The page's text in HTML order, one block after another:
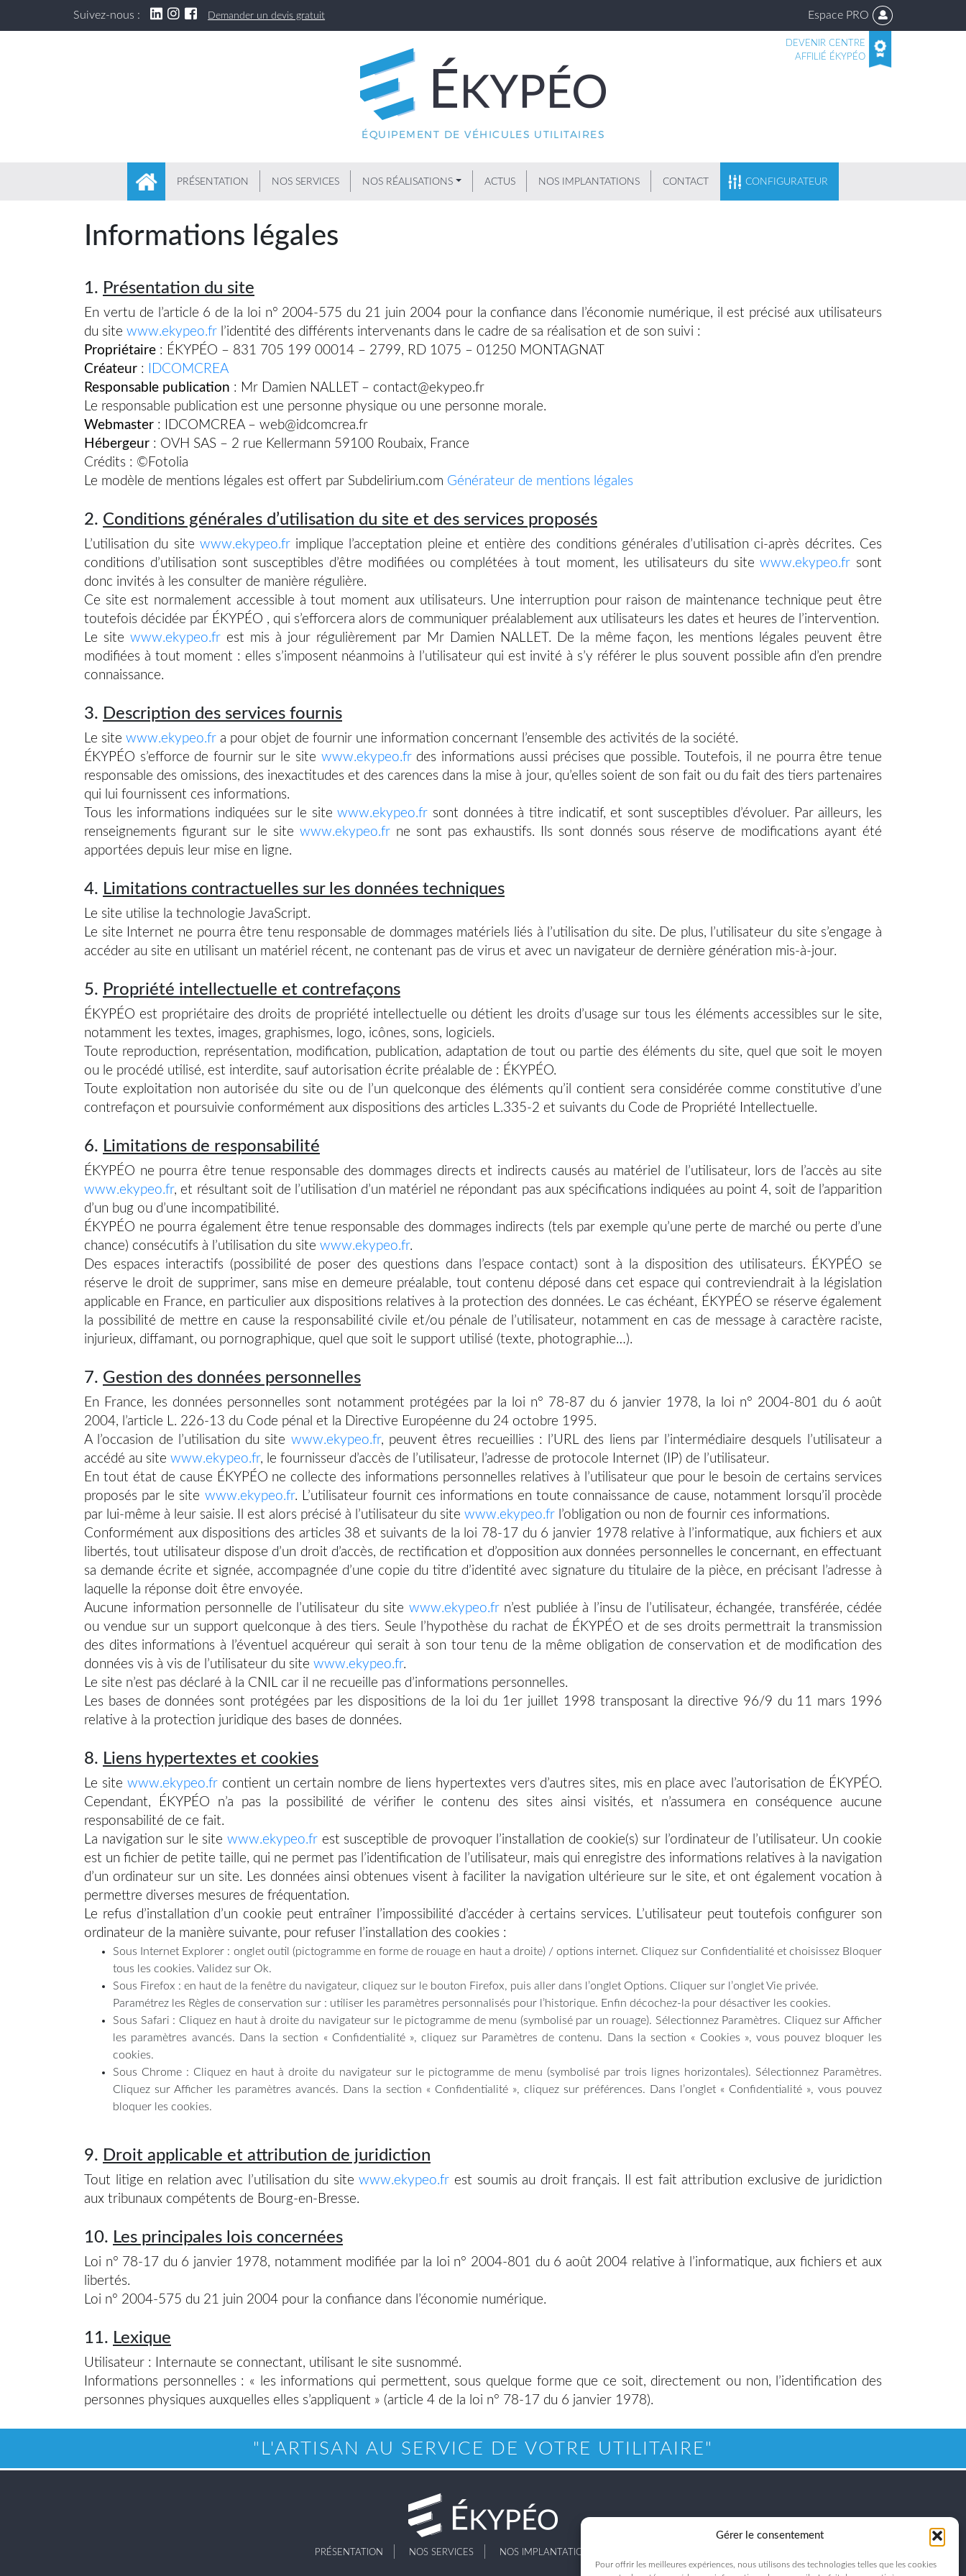
Gérer le consentement
Pour offrir les meilleures expériences, nous utilisons des technologies telles que les cookies
Suivez-nous : Demander un devis gratuit Espace PRO
DEVENIR CENTRE
AFFILIÉ ÉKYPÉO
PRÉSENTATION NOS SERVICES NOS RÉALISATIONS ACTUS NOS IMPLANTATIONS CONTACT CONFIGURATEUR
Informations légales
1. Présentation du site
En vertu de l’article 6 de la loi n° 2004-575 du 21 juin 2004 pour la confiance dans l’économie numérique, il est précisé aux utilisateurs
du site www.ekypeo.fr l’identité des différents intervenants dans le cadre de sa réalisation et de son suivi :
Propriétaire : ÉKYPÉO – 831 705 199 00014 – 2799, RD 1075 – 01250 MONTAGNAT
Créateur :
IDCOMCREA
Responsable publication : Mr Damien NALLET – contact@ekypeo.fr
Le responsable publication est une personne physique ou une personne morale.
Webmaster : IDCOMCREA – web@idcomcrea.fr
Hébergeur : OVH SAS – 2 rue Kellermann 59100 Roubaix, France
Crédits : ©Fotolia
Le modèle de mentions légales est offert par Subdelirium.com Générateur de mentions légales
2. Conditions générales d’utilisation du site et des services proposés
L’utilisation du site www.ekypeo.frimplique l’acceptation pleine et entière des conditions générales d’utilisation ci-après décrites. Ces
conditions d’utilisation sont susceptibles d’être modifiées ou complétées à tout moment, les utilisateurs du sitewww.ekypeo.fr sont
donc invités à les consulter de manière régulière.
Ce site est normalement accessible à tout moment aux utilisateurs. Une interruption pour raison de maintenance technique peut être
toutefois décidée par ÉKYPÉO , qui s’efforcera alors de communiquer préalablement aux utilisateurs les dates et heures de l’intervention.
Le site www.ekypeo.fr est mis à jour régulièrement par Mr Damien NALLET. De la même façon, les mentions légales peuvent être
modifiées à tout moment : elles s’imposent néanmoins à l’utilisateur qui est invité à s’y référer le plus souvent possible afin d’en prendre
connaissance.
3. Description des services fournis
Le site www.ekypeo.fr a pour objet de fournir une information concernant l’ensemble des activités de la société.
ÉKYPÉO s’efforce de fournir sur le site www.ekypeo.frdes informations aussi précises que possible. Toutefois, il ne pourra être tenue
responsable des omissions, des inexactitudes et des carences dans la mise à jour, qu’elles soient de son fait ou du fait des tiers partenaires
qui lui fournissent ces informations.
Tous les informations indiquées sur le sitewww.ekypeo.fr sont données à titre indicatif, et sont susceptibles d’évoluer. Par ailleurs, les
renseignements figurant sur le site www.ekypeo.frne sont pas exhaustifs. Ils sont donnés sous réserve de modifications ayant été
apportées depuis leur mise en ligne.
4. Limitations contractuelles sur les données techniques
Le site utilise la technologie JavaScript.
Le site Internet ne pourra être tenu responsable de dommages matériels liés à l’utilisation du site. De plus, l’utilisateur du site s’engage à
accéder au site en utilisant un matériel récent, ne contenant pas de virus et avec un navigateur de dernière génération mis-à-jour.
5. Propriété intellectuelle et contrefaçons
ÉKYPÉO est propriétaire des droits de propriété intellectuelle ou détient les droits d’usage sur tous les éléments accessibles sur le site,
notamment les textes, images, graphismes, logo, icônes, sons, logiciels.
Toute reproduction, représentation, modification, publication, adaptation de tout ou partie des éléments du site, quel que soit le moyen
ou le procédé utilisé, est interdite, sauf autorisation écrite préalable de : ÉKYPÉO.
Toute exploitation non autorisée du site ou de l’un quelconque des éléments qu’il contient sera considérée comme constitutive d’une
contrefaçon et poursuivie conformément aux dispositions des articles L.335-2 et suivants du Code de Propriété Intellectuelle.
6. Limitations de responsabilité
ÉKYPÉO ne pourra être tenue responsable des dommages directs et indirects causés au matériel de l’utilisateur, lors de l’accès au site
www.ekypeo.fr, et résultant soit de l’utilisation d’un matériel ne répondant pas aux spécifications indiquées au point 4, soit de l’apparition
d’un bug ou d’une incompatibilité.
ÉKYPÉO ne pourra également être tenue responsable des dommages indirects (tels par exemple qu’une perte de marché ou perte d’une
chance) consécutifs à l’utilisation du site www.ekypeo.fr.
Des espaces interactifs (possibilité de poser des questions dans l’espace contact) sont à la disposition des utilisateurs. ÉKYPÉO se
réserve le droit de supprimer, sans mise en demeure préalable, tout contenu déposé dans cet espace qui contreviendrait à la législation
applicable en France, en particulier aux dispositions relatives à la protection des données. Le cas échéant, ÉKYPÉO se réserve également
la possibilité de mettre en cause la responsabilité civile et/ou pénale de l’utilisateur, notamment en cas de message à caractère raciste,
injurieux, diffamant, ou pornographique, quel que soit le support utilisé (texte, photographie…).
7. Gestion des données personnelles
En France, les données personnelles sont notamment protégées par la loi n° 78-87 du 6 janvier 1978, la loi n° 2004-801 du 6 août
2004, l’article L. 226-13 du Code pénal et la Directive Européenne du 24 octobre 1995.
A l’occasion de l’utilisation du site www.ekypeo.fr, peuvent êtres recueillies : l’URL des liens par l’intermédiaire desquels l’utilisateur a
accédé au site www.ekypeo.fr, le fournisseur d’accès de l’utilisateur, l’adresse de protocole Internet (IP) de l’utilisateur.
En tout état de cause ÉKYPÉO ne collecte des informations personnelles relatives à l’utilisateur que pour le besoin de certains services
proposés par le site www.ekypeo.fr. L’utilisateur fournit ces informations en toute connaissance de cause, notamment lorsqu’il procède
par lui-même à leur saisie. Il est alors précisé à l’utilisateur du site www.ekypeo.fr l’obligation ou non de fournir ces informations.
Conformément aux dispositions des articles 38 et suivants de la loi 78-17 du 6 janvier 1978 relative à l’informatique, aux fichiers et aux
libertés, tout utilisateur dispose d’un droit d’accès, de rectification et d’opposition aux données personnelles le concernant, en effectuant
sa demande écrite et signée, accompagnée d’une copie du titre d’identité avec signature du titulaire de la pièce, en précisant l’adresse à
laquelle la réponse doit être envoyée.
Aucune information personnelle de l’utilisateur du site www.ekypeo.frn’est publiée à l’insu de l’utilisateur, échangée, transférée, cédée
ou vendue sur un support quelconque à des tiers. Seule l’hypothèse du rachat de ÉKYPÉO et de ses droits permettrait la transmission
des dites informations à l’éventuel acquéreur qui serait à son tour tenu de la même obligation de conservation et de modification des
données vis à vis de l’utilisateur du site www.ekypeo.fr.
Le site n’est pas déclaré à la CNIL car il ne recueille pas d’informations personnelles.
Les bases de données sont protégées par les dispositions de la loi du 1er juillet 1998 transposant la directive 96/9 du 11 mars 1996
relative à la protection juridique des bases de données.
8. Liens hypertextes et cookies
Le site www.ekypeo.frcontient un certain nombre de liens hypertextes vers d’autres sites, mis en place avec l’autorisation de ÉKYPÉO.
Cependant, ÉKYPÉO n’a pas la possibilité de vérifier le contenu des sites ainsi visités, et n’assumera en conséquence aucune
responsabilité de ce fait.
La navigation sur le sitewww.ekypeo.fr est susceptible de provoquer l’installation de cookie(s) sur l’ordinateur de l’utilisateur. Un cookie
est un fichier de petite taille, qui ne permet pas l’identification de l’utilisateur, mais qui enregistre des informations relatives à la navigation
d’un ordinateur sur un site. Les données ainsi obtenues visent à faciliter la navigation ultérieure sur le site, et ont également vocation à
permettre diverses mesures de fréquentation.
Le refus d’installation d’un cookie peut entraîner l’impossibilité d’accéder à certains services. L’utilisateur peut toutefois configurer son
ordinateur de la manière suivante, pour refuser l’installation des cookies :
Sous Internet Explorer : onglet outil (pictogramme en forme de rouage en haut a droite) / options internet. Cliquez sur Confidentialité et choisissez Bloquer
tous les cookies. Validez sur Ok.
Sous Firefox : en haut de la fenêtre du navigateur, cliquez sur le bouton Firefox, puis aller dans l’onglet Options. Cliquer sur l’onglet Vie privée.
Paramétrez les Règles de conservation sur : utiliser les paramètres personnalisés pour l’historique. Enfin décochez-la pour désactiver les cookies.
Sous Safari : Cliquez en haut à droite du navigateur sur le pictogramme de menu (symbolisé par un rouage). Sélectionnez Paramètres. Cliquez sur Afficher
les paramètres avancés. Dans la section « Confidentialité », cliquez sur Paramètres de contenu. Dans la section « Cookies », vous pouvez bloquer les
cookies.
Sous Chrome : Cliquez en haut à droite du navigateur sur le pictogramme de menu (symbolisé par trois lignes horizontales). Sélectionnez Paramètres.
Cliquez sur Afficher les paramètres avancés. Dans la section « Confidentialité », cliquez sur préférences. Dans l’onglet « Confidentialité », vous pouvez
bloquer les cookies.
9. Droit applicable et attribution de juridiction
Tout litige en relation avec l’utilisation du sitewww.ekypeo.fr est soumis au droit français. Il est fait attribution exclusive de juridiction
aux tribunaux compétents de Bourg-en-Bresse.
10. Les principales lois concernées
Loi n° 78-17 du 6 janvier 1978, notamment modifiée par la loi n° 2004-801 du 6 août 2004 relative à l’informatique, aux fichiers et aux
libertés.
Loi n° 2004-575 du 21 juin 2004 pour la confiance dans l’économie numérique.
11. Lexique
Utilisateur : Internaute se connectant, utilisant le site susnommé.
Informations personnelles : « les informations qui permettent, sous quelque forme que ce soit, directement ou non, l’identification des
personnes physiques auxquelles elles s’appliquent » (article 4 de la loi n° 78-17 du 6 janvier 1978).
"L'ARTISAN AU SERVICE DE VOTRE UTILITAIRE"
PRÉSENTATION NOS SERVICES NOS IMPLANTATIONS